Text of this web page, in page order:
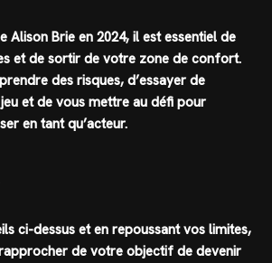
Alison Brie en 2024, il est essentiel de
et de sortir de votre zone de confort.
des risques, d’essayer de
et de vous mettre au défi pour
en tant qu’acteur.
ci-dessus et en repoussant vos limites,
de votre objectif de devenir